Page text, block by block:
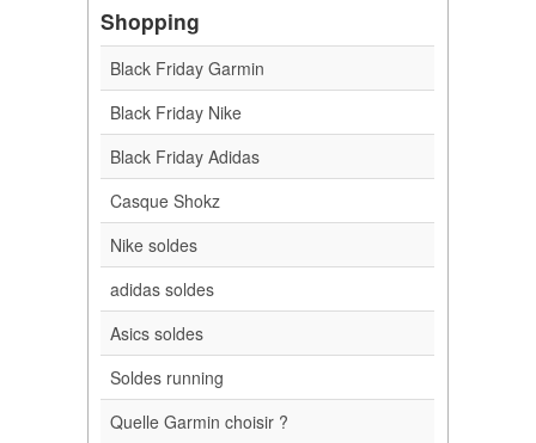
Shopping
Black Friday Garmin
Black Friday Nike
Black Friday Adidas
Casque Shokz
Nike soldes
adidas soldes
Asics soldes
Soldes running
Quelle Garmin choisir ?